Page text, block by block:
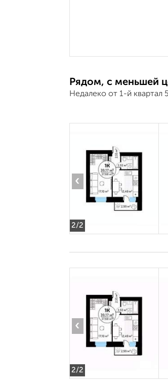
Рядом, с меньшей
Недалеко от 1-й квартал
2/2
‹
2/2
‹